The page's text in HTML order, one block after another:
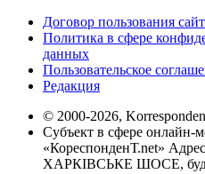
Договор пользования
Политика в сфере
данных
Пользовательское
Редакция
© 2000-2026,
Субъект в сфере онлайн-
«КореспонденТ.net»
ХАРКІВСЬКЕ ШОСЕ,